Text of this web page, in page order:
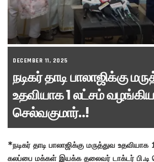
DECEMBER 11, 2025
நடிகர் தாடி பாலாஜிக்கு
உதவியாக 1 லட்சம் வழங்கிய
செல்வகுமார்..!
*நடிகர் தாடி பாலாஜிக்கு மருத்துவ
கலப்பை மக்கள் இயக்க தலைவர் டாக்டர் பி.டி